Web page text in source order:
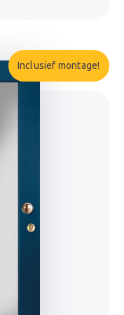
Inclusief montage!